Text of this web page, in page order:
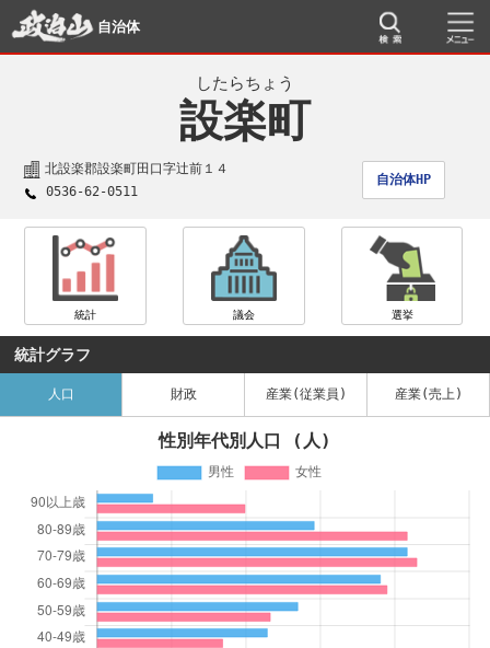
自治体
したらちょう
設楽町
北設楽郡設楽町田口字辻前１４
自治体HP
0536-62-0511
統計 議会 選挙
統計グラフ
人口 財政 産業(従業員) 産業(売上)
性別年代別人口 (人)